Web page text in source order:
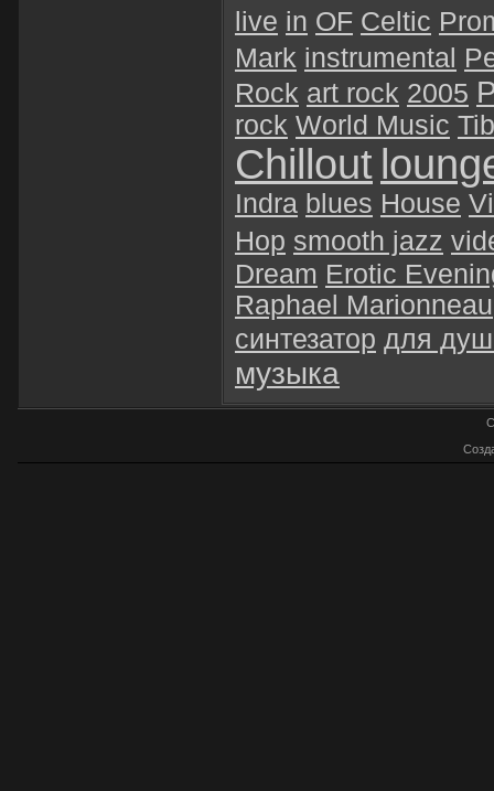
live in OF Celtic
Mark instrumental
Rock art rock 2005
rock World Music
Chillout
Indra blues House
Hop smooth jazz
Dream Erotic
Raphael Marionneau
синтезатор для
музыка